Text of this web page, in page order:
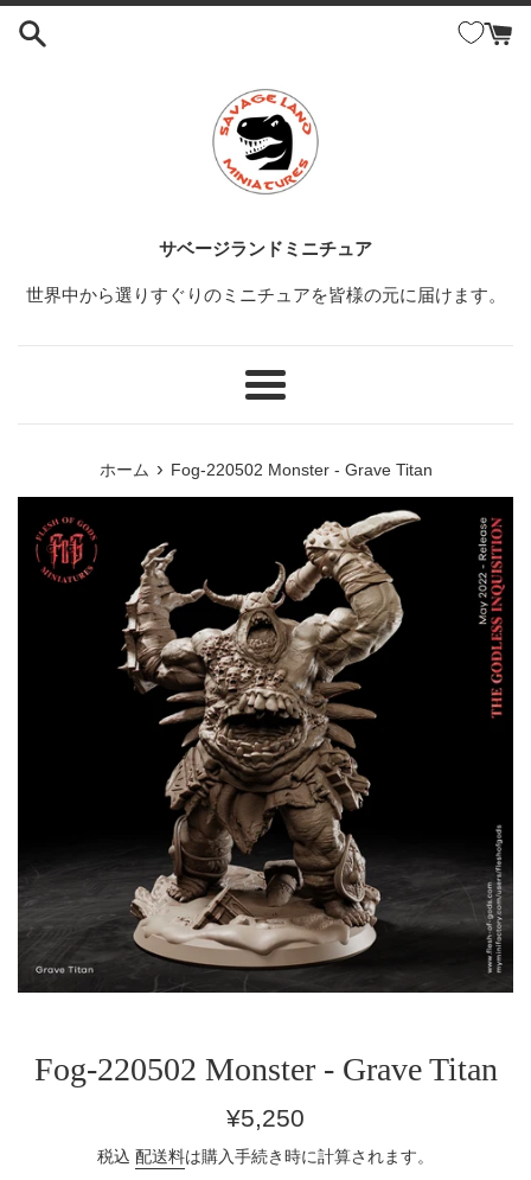
コ
サベージランドミニチュア
世界中から選りすぐりのミニチュアを皆様の元に届けます。
メ
ホーム › Fog-220502 Monster - Grave Titan
Fog-220502 Monster - Grave Titan
通
価
¥5,250
税込 配送料は購入手続き時に計算されます。